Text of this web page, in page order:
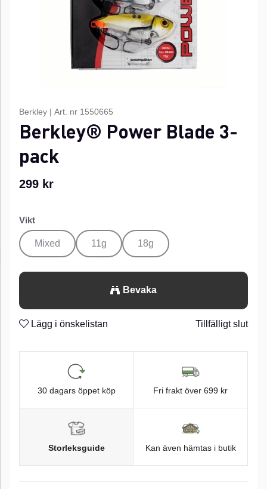
Berkley | Art. nr 1550665
Berkley® Power Blade 3-
pack
299 kr
Vikt
Mixed 11g 18g
Bevaka
Lägg i önskelistan Tillfälligt slut
30 dagars öppet köp Fri frakt över 699 kr
Storleksguide Kan även hämtas i butik